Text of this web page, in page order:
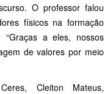
O professor falou
físicos na formação
“Graças a eles, nossos
de valores por meio
Cleiton Mateus,